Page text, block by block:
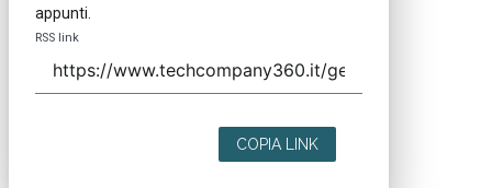
appunti.
RSS link
COPIA LINK